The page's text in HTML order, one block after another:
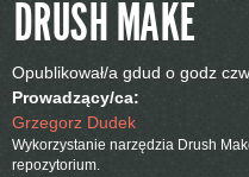
DRUSH MAKE
Opublikował/a gdud o godz
Prowadzący/ca:
Grzegorz Dudek
Wykorzystanie narzędzia Drush
repozytorium.